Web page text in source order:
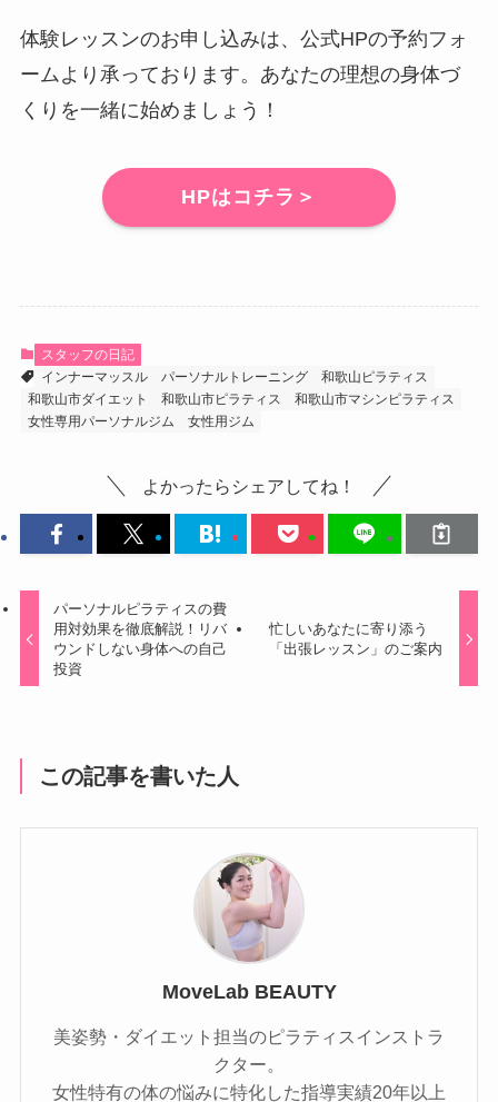
体験レッスンのお申し込みは、公式HPの予約フォ
ームより承っております。あなたの理想の身体づ
くりを一緒に始めましょう！
HPはコチラ＞
スタッフの日記
インナーマッスル
パーソナルトレーニング
和歌山ピラティス
和歌山市ダイエット
和歌山市ピラティス
和歌山市マシンピラティス
女性専用パーソナルジム
女性用ジム
よかったらシェアしてね！
パーソナルピラティスの費
用対効果を徹底解説！リバ
ウンドしない身体への自己
投資
忙しいあなたに寄り添う
「出張レッスン」のご案内
この記事を書いた人
MoveLab BEAUTY
美姿勢・ダイエット担当のピラティスインストラ
クター。
女性特有の体の悩みに特化した指導実績20年以上